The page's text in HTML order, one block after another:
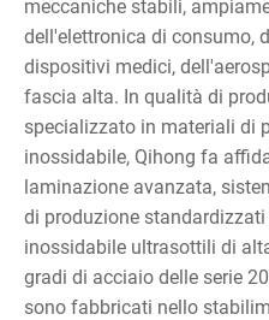
meccaniche stabili,
dell'elettronica di consumo,
dispositivi medici,
fascia alta. In qualità di
specializzato in materiali di
inossidabile, Qihong fa
laminazione avanzata,
di produzione
inossidabile ultrasottili di
gradi di acciaio delle serie
sono fabbricati nello